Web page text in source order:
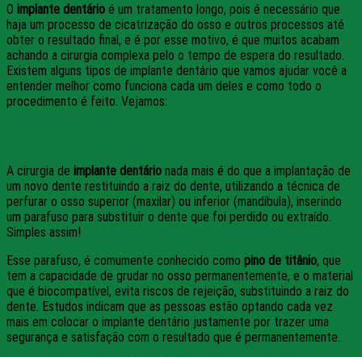
O implante dentário é um tratamento longo, pois é necessário que
haja um processo de cicatrização do osso e outros processos até
obter o resultado final, e é por esse motivo, é que muitos acabam
achando a cirurgia complexa pelo o tempo de espera do resultado.
Existem alguns tipos de implante dentário que vamos ajudar você a
entender melhor como funciona cada um deles e como todo o
procedimento é feito. Vejamos:
A cirurgia de implante dentário nada mais é do que a implantação de
um novo dente restituindo a raiz do dente, utilizando a técnica de
perfurar o osso superior (maxilar) ou inferior (mandíbula), inserindo
um parafuso para substituir o dente que foi perdido ou extraído.
Simples assim!
Esse parafuso, é comumente conhecido como pino de titânio, que
tem a capacidade de grudar no osso permanentemente, e o material
que é biocompatível, evita riscos de rejeição, substituindo a raiz do
dente. Estudos indicam que as pessoas estão optando cada vez
mais em colocar o implante dentário justamente por trazer uma
segurança e satisfação com o resultado que é permanentemente.